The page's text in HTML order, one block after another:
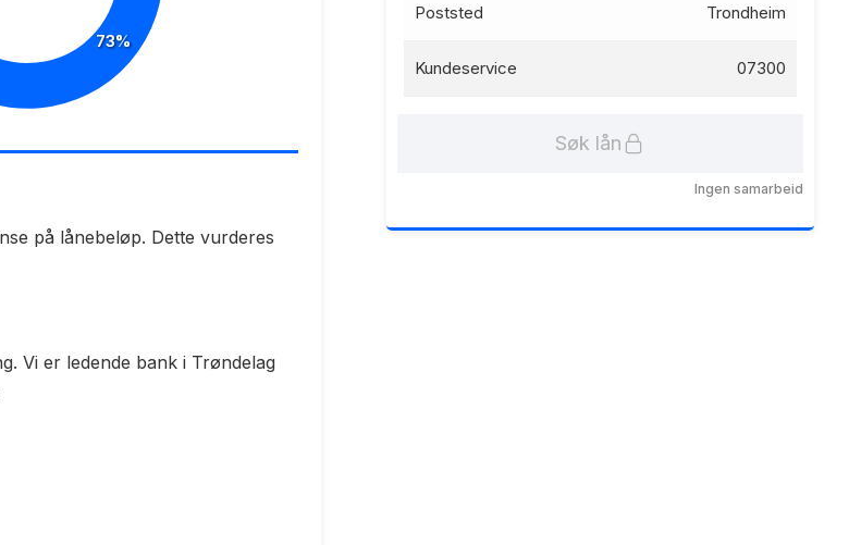
73%
på lånebeløp. Dette vurderes
Vi er ledende bank i Trøndelag
Poststed Trondheim
Kundeservice 07300
Søk lån
Ingen samarbeid